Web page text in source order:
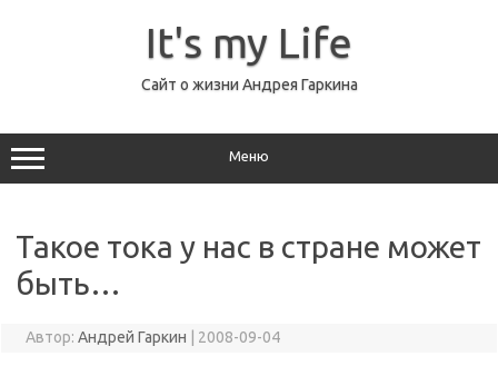
It's my Life
Сайт о жизни Андрея Гаркина
Меню
Такое тока у нас в стране может
быть…
Автор: Андрей Гаркин 2008-09-04